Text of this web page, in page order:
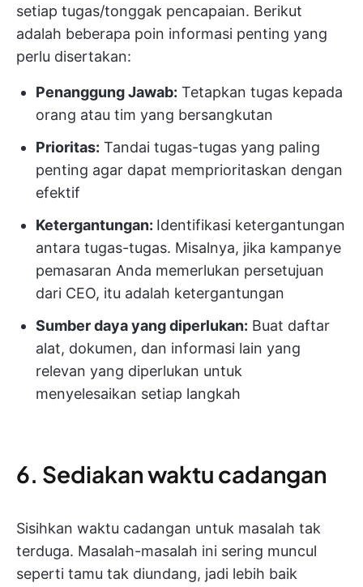
setiap tugas/tonggak pencapaian. Berikut
adalah beberapa poin informasi penting yang
perlu disertakan:
Penanggung Jawab: Tetapkan tugas kepada
orang atau tim yang bersangkutan
Prioritas: Tandai tugas-tugas yang paling
penting agar dapat memprioritaskan dengan
efektif
Ketergantungan: Identifikasi ketergantungan
antara tugas-tugas. Misalnya, jika kampanye
pemasaran Anda memerlukan persetujuan
dari CEO, itu adalah ketergantungan
Sumber daya yang diperlukan: Buat daftar
alat, dokumen, dan informasi lain yang
relevan yang diperlukan untuk
menyelesaikan setiap langkah
6. Sediakan waktu cadangan
Sisihkan waktu cadangan untuk masalah tak
terduga. Masalah-masalah ini sering muncul
seperti tamu tak diundang, jadi lebih baik